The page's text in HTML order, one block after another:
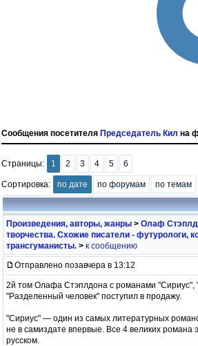
Сообщения посетителя Председатель Кил на
Страницы: 1 2 3 4 5 6
Сортировка: по дате по форумам по темам
Произведения, авторы, жанры > Олаф
творчества. Схожие писатели - футурологи,
трансгуманисты. > к сообщению
Отправлено позавчера в 13:12
2й том Олафа Стэплдона с романами "Сириус",
"Разделенный человек" поступил в продажу.
"Сириус" — один из самых литературных
не в самиздате впервые. Все 4 великих романа
русском.